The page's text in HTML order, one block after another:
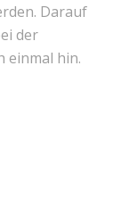
Darauf
der
einmal hin.